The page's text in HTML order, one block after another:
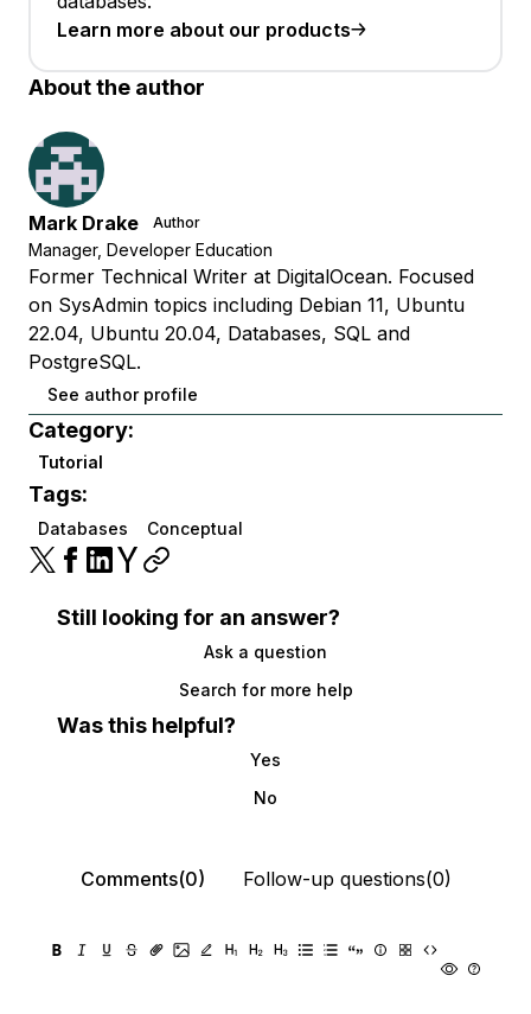
Learn more about our products
About the author
Mark Drake Author
Manager, Developer Education
Former Technical Writer at DigitalOcean. Focused
on SysAdmin topics including Debian 11, Ubuntu
22.04, Ubuntu 20.04, Databases, SQL and
PostgreSQL.
See author profile
Category:
Tutorial
Tags:
Databases Conceptual
Still looking for an answer?
Ask a question
Search for more help
Was this helpful?
Yes
No
Comments(0) Follow-up questions(0)